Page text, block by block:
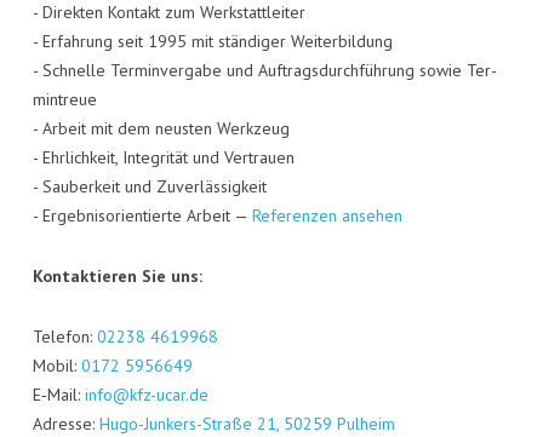
- Direk­ten Kon­takt zum Werk­statt­lei­ter
- Erfah­rung seit 1995 mit stän­di­ger Wei­ter­bil­dung
- Schnel­le Ter­min­ver­ga­be und Auf­trags­durch­füh­rung sowie Ter­
min­treue
- Arbeit mit dem neus­ten Werk­zeug
- Ehr­lich­keit, Inte­gri­tät und Ver­trau­en
- Sau­ber­keit und Zuver­läs­sig­keit
- Ergeb­nis­ori­en­tier­te Arbeit — Refe­ren­zen ansehen
Kon­tak­tie­ren Sie uns:
Tele­fon: 02238 4619968
Mobil: 0172 5956649
E‑Mail: info@kfz-ucar.de
Adres­se: Hugo-Jun­kers-Stra­ße 21, 50259 Pul­heim